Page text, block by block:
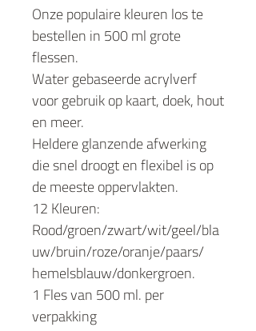
Onze populaire kleuren los te
bestellen in 500 ml grote
flessen.
Water gebaseerde acrylverf
voor gebruik op kaart, doek, hout
en meer.
Heldere glanzende afwerking
die snel droogt en flexibel is op
de meeste oppervlakten.
12 Kleuren:
Rood/groen/zwart/wit/geel/bla
uw/bruin/roze/oranje/paars/
hemelsblauw/donkergroen.
1 Fles van 500 ml. per
verpakking